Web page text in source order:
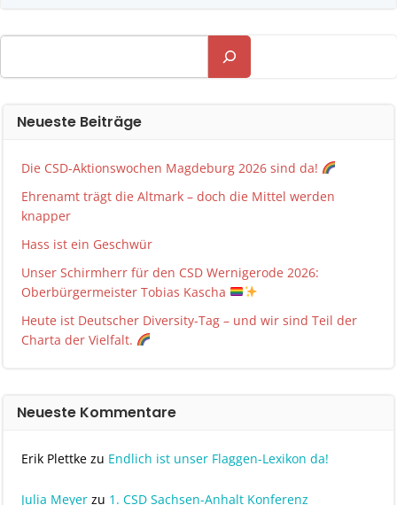
Suchen
Neueste Beiträge
Die CSD-Aktionswochen Magdeburg 2026 sind da!
Ehrenamt trägt die Altmark – doch die Mittel werden
knapper
Hass ist ein Geschwür
Unser Schirmherr für den CSD Wernigerode 2026:
Oberbürgermeister Tobias Kascha
Heute ist Deutscher Diversity-Tag – und wir sind Teil der
Charta der Vielfalt.
Neueste Kommentare
Erik Plettke zu Endlich ist unser Flaggen-Lexikon da!
Julia Meyer zu 1. CSD Sachsen-Anhalt Konferenz